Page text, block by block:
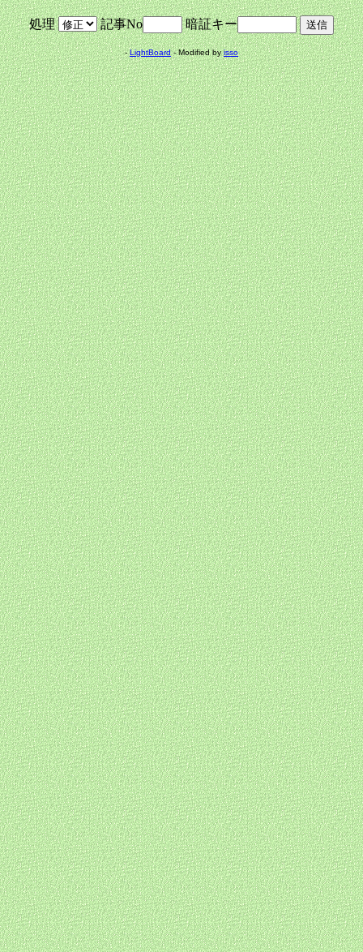
処理 記事No 暗証キー
-LightBoard- Modified byisso